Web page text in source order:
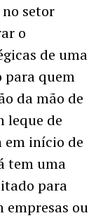
setor
o
de uma
para quem
da mão de
leque de
em início de
tem uma
para
empresas ou